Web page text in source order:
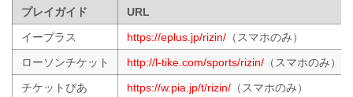
プレイガイド
URL
イープラス
https://eplus.jp/rizin/（スマホのみ）
ローソンチケット
http://l-tike.com/sports/rizin/（スマホのみ）
チケットぴあ
https://w.pia.jp/t/rizin/（スマホのみ）